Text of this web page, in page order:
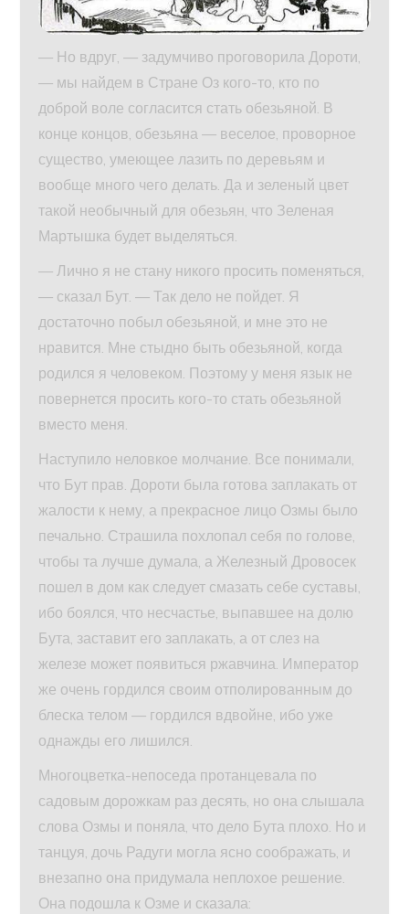
— Но вдруг, — задумчиво проговорила Дороти,
— мы найдем в Стране Оз кого-то, кто по
доброй воле согласится стать обезьяной. В
конце концов, обезьяна — веселое, проворное
существо, умеющее лазить по деревьям и
вообще много чего делать. Да и зеленый цвет
такой необычный для обезьян, что Зеленая
Мартышка будет выделяться.
— Лично я не стану никого просить поменяться,
— сказал Бут. — Так дело не пойдет. Я
достаточно побыл обезьяной, и мне это не
нравится. Мне стыдно быть обезьяной, когда
родился я человеком. Поэтому у меня язык не
повернется просить кого-то стать обезьяной
вместо меня.
Наступило неловкое молчание. Все понимали,
что Бут прав. Дороти была готова заплакать от
жалости к нему, а прекрасное лицо Озмы было
печально. Страшила похлопал себя по голове,
чтобы та лучше думала, а Железный Дровосек
пошел в дом как следует смазать себе суставы,
ибо боялся, что несчастье, выпавшее на долю
Бута, заставит его заплакать, а от слез на
железе может появиться ржавчина. Император
же очень гордился своим отполированным до
блеска телом — гордился вдвойне, ибо уже
однажды его лишился.
Многоцветка-непоседа протанцевала по
садовым дорожкам раз десять, но она слышала
слова Озмы и поняла, что дело Бута плохо. Но и
танцуя, дочь Радуги могла ясно соображать, и
внезапно она придумала неплохое решение.
Она подошла к Озме и сказала: